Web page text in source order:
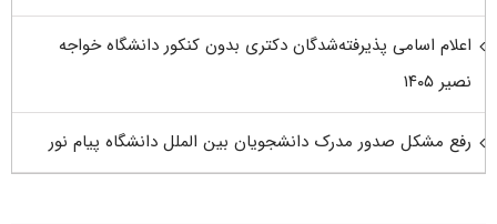
اعلام اسامی پذیرفته‌شدگان دکتری بدون کنکور دانشگاه خواجه
نصیر ۱۴۰۵
رفع مشکل صدور مدرک دانشجویان بین الملل دانشگاه پیام نور